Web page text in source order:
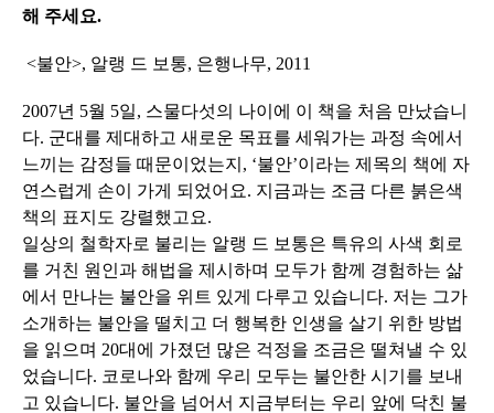
해 주세요.
<불안>, 알랭 드 보통, 은행나무, 2011
2007년 5월 5일, 스물다섯의 나이에 이 책을 처음 만났습니
다. 군대를 제대하고 새로운 목표를 세워가는 과정 속에서
느끼는 감정들 때문이었는지, ‘불안’이라는 제목의 책에 자
연스럽게 손이 가게 되었어요. 지금과는 조금 다른 붉은색
책의 표지도 강렬했고요.
일상의 철학자로 불리는 알랭 드 보통은 특유의 사색 회로
를 거친 원인과 해법을 제시하며 모두가 함께 경험하는 삶
에서 만나는 불안을 위트 있게 다루고 있습니다. 저는 그가
소개하는 불안을 떨치고 더 행복한 인생을 살기 위한 방법
을 읽으며 20대에 가졌던 많은 걱정을 조금은 떨쳐낼 수 있
었습니다. 코로나와 함께 우리 모두는 불안한 시기를 보내
고 있습니다. 불안을 넘어서 지금부터는 우리 앞에 닥친 불